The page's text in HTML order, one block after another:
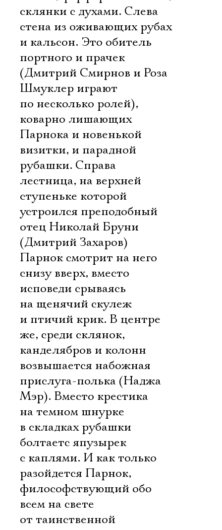
склянки с духами. Слева 
стена из оживающих рубах
и кальсон. Это обитель
портного и прачек
(Дмитрий Смирнов и Роза
Шмуклер играют
по несколько ролей),
коварно лишающих
Парнока и новенькой
визитки, и парадной
рубашки. Справа 
лестница, на верхней
ступеньке которой
устроился преподобный
отец Николай Бруни
(Дмитрий Захаров) 
Парнок смотрит на него
снизу вверх, вместо
исповеди срываясь
на щенячий скулеж
и птичий крик. В центре
же, среди склянок,
канделябров и колонн
возвышается набожная
прислуга-полька (Наджа
Мэр). Вместо крестика
на темном шнурке
в складках рубашки
болтаетс япузырек
с каплями. И как только
разойдется Парнок,
философствующий обо
всем на свете 
от таинственной